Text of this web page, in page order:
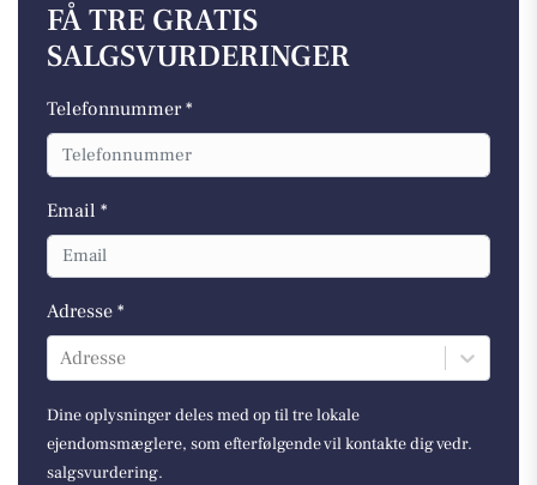
FÅ TRE GRATIS
SALGSVURDERINGER
Telefonnummer *
Email *
Adresse *
Adresse
Dine oplysninger deles med op til tre lokale
ejendomsmæglere, som efterfølgende vil kontakte dig vedr.
salgsvurdering.